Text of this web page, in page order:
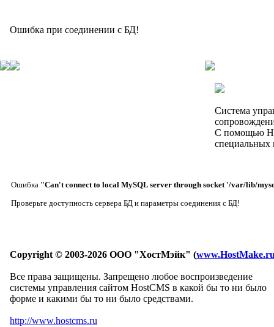
Ошибка при соединении с БД!
Система
C помощью
специальных
Ошибка "Can't connect to local MySQL server through socket '/var/lib/
Проверьте доступность сервера БД и параметры соединения с БД!
Copyright © 2003-2026 ООО "ХостМэйк" (
Все права защищены. Запрещено любое воспроизведение
системы управления сайтом HostCMS в какой бы то ни было
форме и какими бы то ни было средствами.
http://www.hostcms.ru